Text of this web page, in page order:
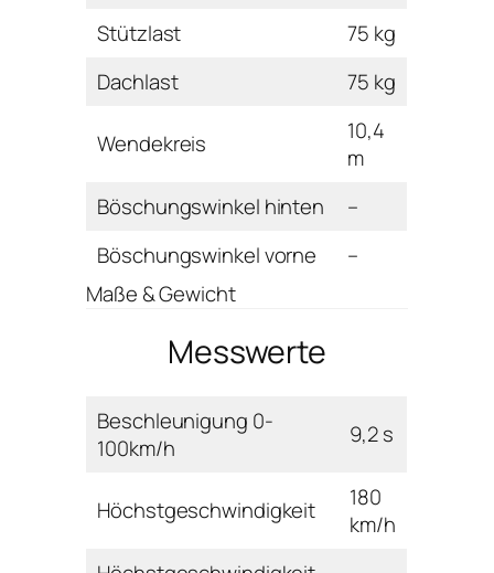
Stützlast
75 kg
Dachlast
75 kg
Wendekreis
10,4
m
Böschungswinkel hinten
–
Böschungswinkel vorne
–
Maße & Gewicht
Messwerte
Beschleunigung 0-
100km/h
9,2 s
Höchstgeschwindigkeit
180
km/h